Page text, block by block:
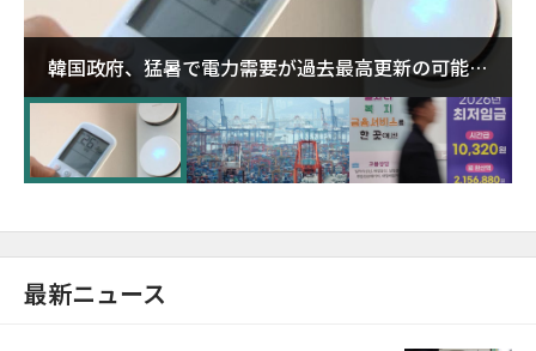
韓国政府、猛暑で電力需要が過去最高更新の可能性
に需給対応体制を点検
最新ニュース